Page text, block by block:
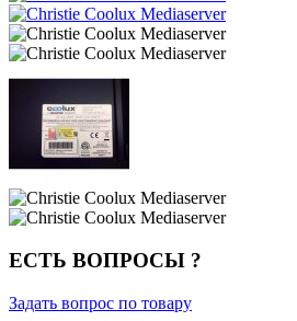
ЕСТЬ ВОПРОСЫ ?
Задать вопрос по товару